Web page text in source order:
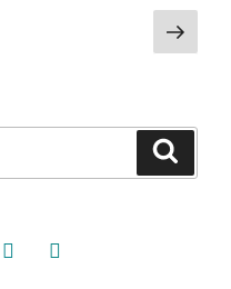
Seite
threads goodreads